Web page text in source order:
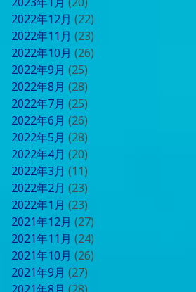
2022年12月 (22)
2022年11月 (23)
2022年10月 (26)
2022年9月 (25)
2022年8月 (28)
2022年7月 (25)
2022年6月 (26)
2022年5月 (28)
2022年4月 (20)
2022年3月 (11)
2022年2月 (23)
2022年1月 (23)
2021年12月 (27)
2021年11月 (24)
2021年10月 (26)
2021年9月 (27)